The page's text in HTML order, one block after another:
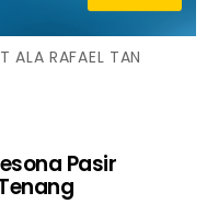
ALA RAFAEL TAN
Pasir